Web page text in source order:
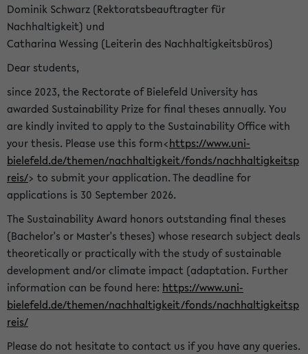
Dominik Schwarz (Rektoratsbeauftragter für
Nachhaltigkeit) und
Catharina Wessing (Leiterin des Nachhaltigkeitsbüros)
Dear students,
since 2023, the Rectorate of Bielefeld University has
awarded Sustainability Prize for final theses annually. You
are kindly invited to apply to the Sustainability Office with
your thesis. Please use this form<https://www.uni-
bielefeld.de/themen/nachhaltigkeit/fonds/nachhaltigkeitsp
reis/> to submit your application. The deadline for
applications is 30 September 2026.
The Sustainability Award honors outstanding final theses
(Bachelor's or Master's theses) whose research subject deals
theoretically or practically with the study of sustainable
development and/or climate impact (adaptation. Further
information can be found here: https://www.uni-
bielefeld.de/themen/nachhaltigkeit/fonds/nachhaltigkeitsp
reis/
Please do not hesitate to contact us if you have any queries.